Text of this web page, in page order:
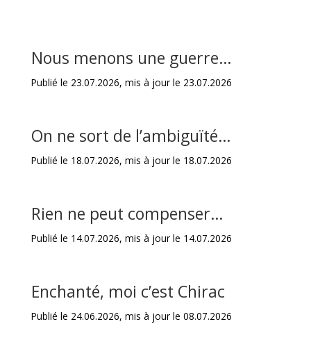
Nous menons une guerre…
Publié le 23.07.2026, mis à jour le 23.07.2026
On ne sort de l’ambiguïté…
Publié le 18.07.2026, mis à jour le 18.07.2026
Rien ne peut compenser…
Publié le 14.07.2026, mis à jour le 14.07.2026
Enchanté, moi c’est Chirac
Publié le 24.06.2026, mis à jour le 08.07.2026